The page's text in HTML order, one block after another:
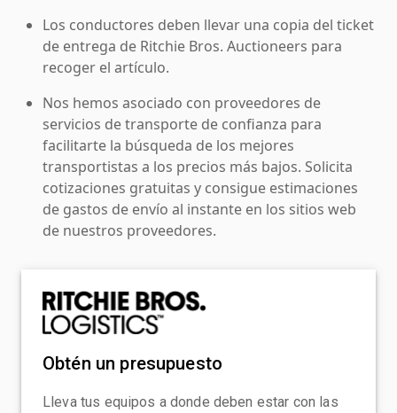
Los conductores deben llevar una copia del ticket
de entrega de Ritchie Bros. Auctioneers para
recoger el artículo.
Nos hemos asociado con proveedores de
servicios de transporte de confianza para
facilitarte la búsqueda de los mejores
transportistas a los precios más bajos. Solicita
cotizaciones gratuitas y consigue estimaciones
de gastos de envío al instante en los sitios web
de nuestros proveedores.
Obtén un presupuesto
Lleva tus equipos a donde deben estar con las